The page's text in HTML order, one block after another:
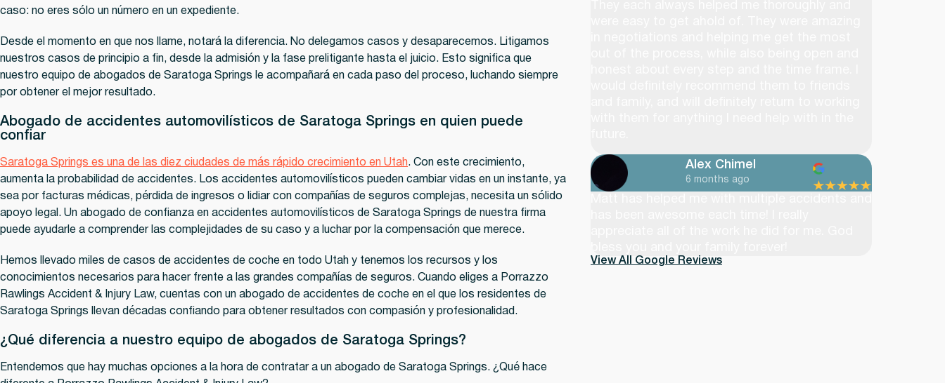
caso: no eres sólo un número en un expediente.
Desde el momento en que nos llame, notará la diferencia. No delegamos casos y desaparecemos. Litigamos
nuestros casos de principio a fin, desde la admisión y la fase prelitigante hasta el juicio. Esto significa que
nuestro equipo de abogados de Saratoga Springs le acompañará en cada paso del proceso, luchando siempre
por obtener el mejor resultado.
Abogado de accidentes automovilísticos de Saratoga Springs en quien puede
confiar
Saratoga Springs es una de las diez ciudades de más rápido crecimiento en Utah. Con este crecimiento,
aumenta la probabilidad de accidentes. Los accidentes automovilísticos pueden cambiar vidas en un instante, ya
sea por facturas médicas, pérdida de ingresos o lidiar con compañías de seguros complejas, necesita un sólido
apoyo legal. Un abogado de confianza en accidentes automovilísticos de Saratoga Springs de nuestra firma
puede ayudarle a comprender las complejidades de su caso y a luchar por la compensación que merece.
Hemos llevado miles de casos de accidentes de coche en todo Utah y tenemos los recursos y los
conocimientos necesarios para hacer frente a las grandes compañías de seguros. Cuando eliges a Porrazzo
Rawlings Accident & Injury Law, cuentas con un abogado de accidentes de coche en el que los residentes de
Saratoga Springs llevan décadas confiando para obtener resultados con compasión y profesionalidad.
¿Qué diferencia a nuestro equipo de abogados de Saratoga Springs?
Entendemos que hay muchas opciones a la hora de contratar a un abogado de Saratoga Springs. ¿Qué hace
Alex Chimel
6 months ago
View All Google Reviews